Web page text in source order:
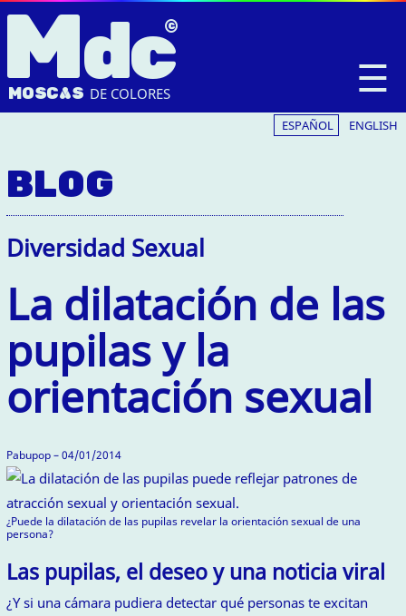
☰
Mdc
MOSCAS DE COLORES
ESPAÑOL ENGLISH
BLOG
Diversidad Sexual
La dilatación de las
pupilas y la
orientación sexual
Pabupop – 04/01/2014
¿Puede la dilatación de las pupilas revelar la orientación sexual de una
persona?
Las pupilas, el deseo y una noticia viral
¿Y si una cámara pudiera detectar qué personas te excitan